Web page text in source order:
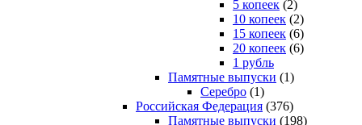
5 копеек (2)
10 копеек (2)
15 копеек (6)
20 копеек (6)
1 рубль
Памятные выпуски (1)
Серебро (1)
Российская Федерация (376)
Памятные выпуски (198)